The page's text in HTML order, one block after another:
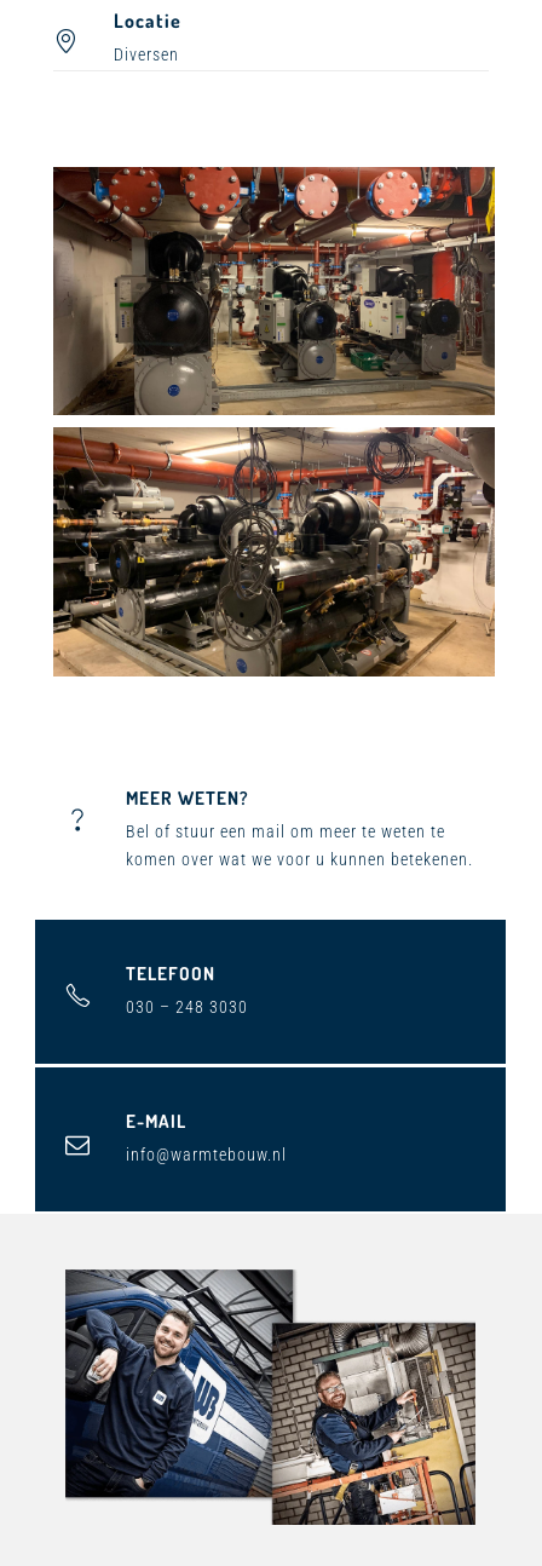
Locatie
Diversen
MEER WETEN?
Bel ​of stuur een mail om meer te weten te
komen over wat we voor u kunnen betekenen.
TELEFOON
030 – 248 3030
E-MAIL
info@warmtebouw.nl